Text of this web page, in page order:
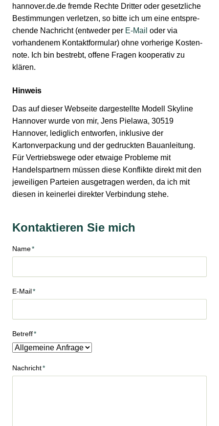
hannover.de.de fremde Rechte Dritter oder gesetz­liche
Bestim­mungen verletzen, so bitte ich um eine entspre­
chende Nach­richt (entweder per E-Mail oder via
vorhandenem Kontakt­formular) ohne vorherige Kosten­
note. Ich bin bestrebt, offene Fragen kooperativ zu
klären.
Hinweis
Das auf dieser Webseite dargestellte Modell Skyline
Hannover wurde von mir, Jens Pielawa, 30519
Hannover, lediglich entworfen, inklusive der
Kartonverpackung und der gedruckten Bauanleitung.
Für Vertriebswege oder etwaige Probleme mit
Handelspartnern müssen diese Konflikte direkt mit den
jeweiligen Parteien ausgetragen werden, da ich mit
diesen in keinerlei direkter Verbindung stehe.
Kontaktieren Sie mich
Pflichtfeld
Name*
Pflichtfeld
E-Mail*
Pflichtfeld
Betreff*
Pflichtfeld
Nachricht*